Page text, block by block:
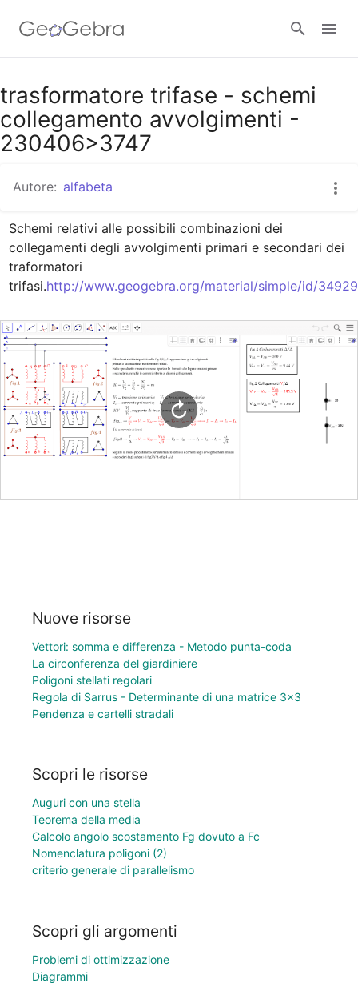
Google Classroom
GeoGebra Classroom
trasformatore trifase - schemi
collegamento avvolgimenti -
230406>3747
Autore: alfabeta
Schemi relativi alle possibili combinazioni dei
collegamenti degli avvolgimenti primari e secondari dei
traformatori
trifasi.http://www.geogebra.org/material/simple/id/34929
Nuove risorse
Vettori: somma e differenza - Metodo punta-coda
La circonferenza del giardiniere
Poligoni stellati regolari
Regola di Sarrus - Determinante di una matrice 3×3
Pendenza e cartelli stradali
Scopri le risorse
Auguri con una stella
Teorema della media
Calcolo angolo scostamento Fg dovuto a Fc
Nomenclatura poligoni (2)
criterio generale di parallelismo
Scopri gli argomenti
Problemi di ottimizzazione
Diagrammi